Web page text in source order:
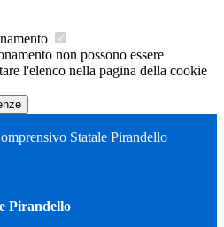
non possono essere
l'elenco nella pagina della cookie
Statale Pirandello
Pirandello